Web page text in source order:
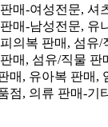
매-여성전문, 셔
매-남성전문, 유
의복 판매, 섬유/
매, 섬유/직물 판
매, 유아복 판매,
점, 의류 판매-기